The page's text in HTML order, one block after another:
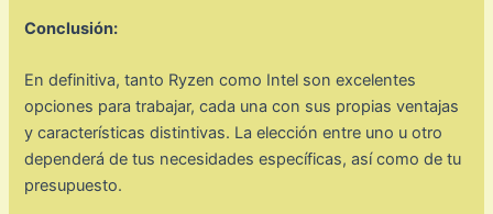
Conclusión:
En definitiva, tanto Ryzen como Intel son excelentes
opciones para trabajar, cada una con sus propias ventajas
y características distintivas. La elección entre uno u otro
dependerá de tus necesidades específicas, así como de tu
presupuesto.